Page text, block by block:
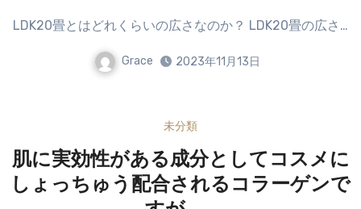
LDK20畳とはどれくらいの広さなのか？ LDK20畳の広さ…
Grace 2023年11月13日
未分類
肌に実効性がある成分としてコスメに
しょっちゅう配合されるコラーゲンで